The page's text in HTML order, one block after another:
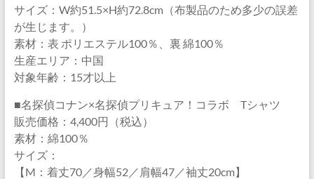
サイズ：W約51.5×H約72.8cm（布製品のため多少の誤差
が生じます。）
素材：表 ポリエステル100％、裏 綿100％
生産エリア：中国
対象年齢：15才以上
■名探偵コナン×名探偵プリキュア！コラボ Tシャツ
販売価格：4,400円（税込）
素材：綿100％
サイズ：
【M：着丈70／身幅52／肩幅47／袖丈20cm】